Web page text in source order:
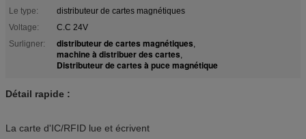
Le type:
distributeur de cartes magnétiques
Voltage:
C.C 24V
Surligner:
distributeur de cartes magnétiques,
machine à distribuer des cartes,
Distributeur de cartes à puce magnétique
Détail rapide :
La carte d'IC/RFID lue et écrivent